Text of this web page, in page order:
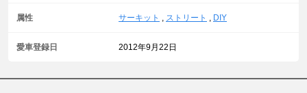
属性 サーキット ストリート DIY
愛車登録日 2012年9月22日